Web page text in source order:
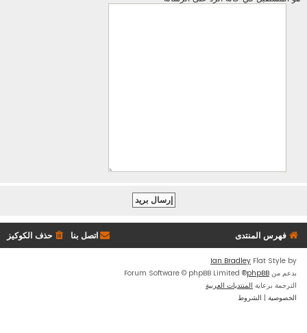
فهرس المنتدى حذف الكوكيز اتصل بنا
Flat Style by
Ian Bradley
بدعم من phpBB
® Forum Software © phpBB Limited
الترجمة برعاية المنتديات العربية
الخصوصية | الشروط